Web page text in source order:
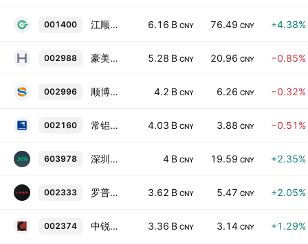
001400 江顺科技 6.16 B CNY 76.49 CNY +4.38%
002988 豪美新材 5.28 B CNY 20.96 CNY −0.85%
002996 顺博合金 4.2 B CNY 6.26 CNY −0.32%
002160 常铝股份 4.03 B CNY 3.88 CNY −0.51%
603978 深圳新星 4 B CNY 19.59 CNY +2.35%
002333 罗普斯金 3.62 B CNY 5.47 CNY +2.05%
002374 中锐股份 3.36 B CNY 3.14 CNY +1.29%